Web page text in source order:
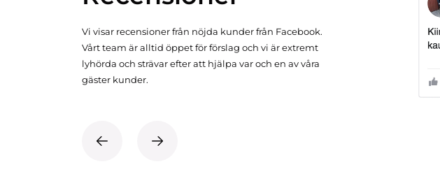
Vi visar recensioner från nöjda kunder från Facebook.
Vårt team är alltid öppet för förslag och vi är extremt
lyhörda och strävar efter att hjälpa var och en av våra
gäster kunder.